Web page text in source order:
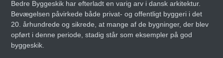
Bedre Byggeskik har efterladt en varig arv i dansk arkitektur.
Bevægelsen påvirkede både privat- og offentligt byggeri i det
20. århundrede og sikrede, at mange af de bygninger, der blev
opført i denne periode, stadig står som eksempler på god
byggeskik.